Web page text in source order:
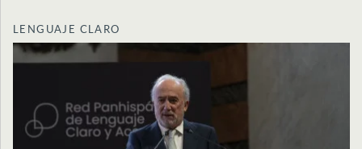
LENGUAJE CLARO